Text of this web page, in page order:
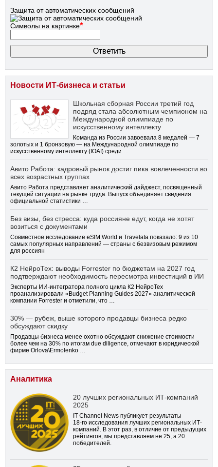
Защита от автоматических сообщений
Символы на картинке*
Новости ИТ-бизнеса и статьи
Школьная сборная России третий год
подряд стала абсолютным чемпионом на
Международной олимпиаде по
искусственному интеллекту
Команда из России завоевала 8 медалей — 7
золотых и 1 бронзовую — на Международной олимпиаде по
искусственному интеллекту (IOAI) среди …
Авито Работа: кадровый рынок достиг пика вовлеченности во
всех возрастных группах
Авито Работа представляет аналитический дайджест, посвященный
текущей ситуации на рынке труда. Выпуск объединяет сведения
официальной статистики …
Без визы, без стресса: куда россияне едут, когда не хотят
возиться с документами
Совместное исследование eSIM.World и Travelata показало: 9 из 10
самых популярных направлений — страны с безвизовым режимом
для россиян
К2 НейроТех: выводы Forrester по бюджетам на 2027 год
подтверждают необходимость пересмотра инвестиций в ИИ
Эксперты ИИ-интегратора полного цикла К2 НейроТех
проанализировали «Budget Planning Guides 2027» аналитической
компании Forrester и отметили, что …
30% — рубеж, выше которого продавцы бизнеса редко
обсуждают скидку
Продавцы бизнеса менее охотно обсуждают снижение стоимости
более чем на 30% по итогам due diligence, отмечают в юридической
фирме Orlova\Ermolenko …
Аналитика
20 лучших региональных ИТ-компаний
2025
IT Channel News публикует результаты
18-го исследования лучших региональных ИТ-
компаний. В этот раз, в отличие от предыдущих
рейтингов, мы представляем не 25, а 20
победителей.